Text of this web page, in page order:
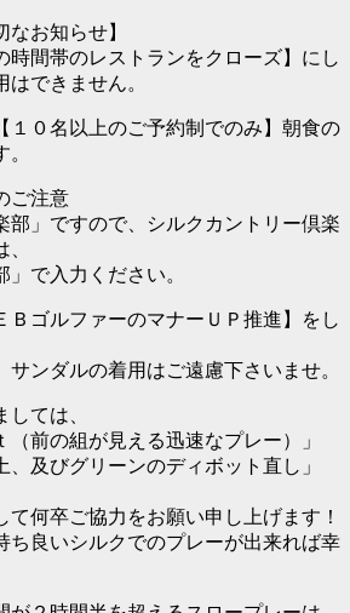
なお知らせ】
時間帯のレストランをクローズ】にし
できません。
０名以上のご予約制でのみ】朝食の
ご注意
部」ですので、シルクカントリー倶楽
」で入力ください。
ゴルファーのマナーＵＰ推進】をし
サンダルの着用はご遠慮下さいませ。
ては、
前の組が見える迅速なプレー）」
、及びグリーンのディボット直し」
て何卒ご協力をお願い申し上げます！
ち良いシルクでのプレーが出来れば幸